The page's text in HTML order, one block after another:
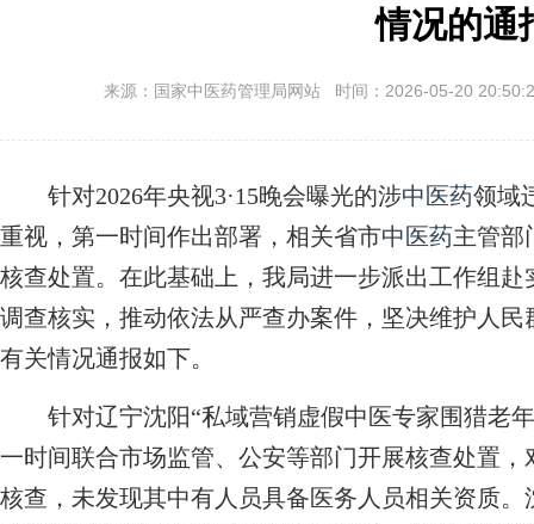
情况的通
来源：国家中医药管理局网站 时间：2026-05-20
针对2026年央视3·15晚会曝光的涉中医药领域
重视，第一时间作出部署，相关省市中医药主管部
核查处置。在此基础上，我局进一步派出工作组
调查核实，推动依法从严查办案件，坚决维护人
有关情况通报如下。
针对辽宁沈阳“私域营销虚假中医专家围猎老年
一时间联合市场监管、公安等部门开展核查处置
核查，未发现其中有人员具备医务人员相关资质